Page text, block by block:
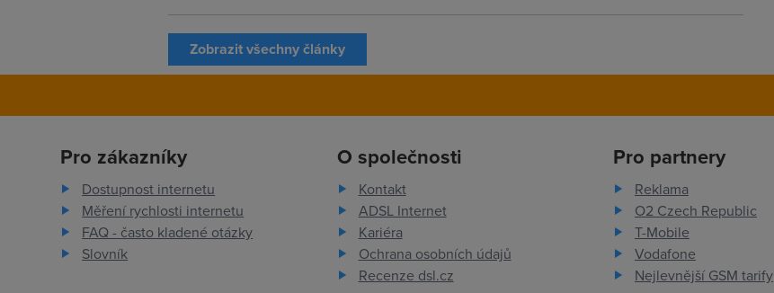
Zobrazit všechny články
Pro zákazníky
Dostupnost internetu
Měření rychlosti internetu
FAQ - často kladené otázky
Slovník
O společnosti
Kontakt
ADSL Internet
Kariéra
Ochrana osobních údajů
Recenze dsl.cz
Pro partnery
Reklama
O2 Czech Republic
T-Mobile
Vodafone
Nejlevnější GSM tarify